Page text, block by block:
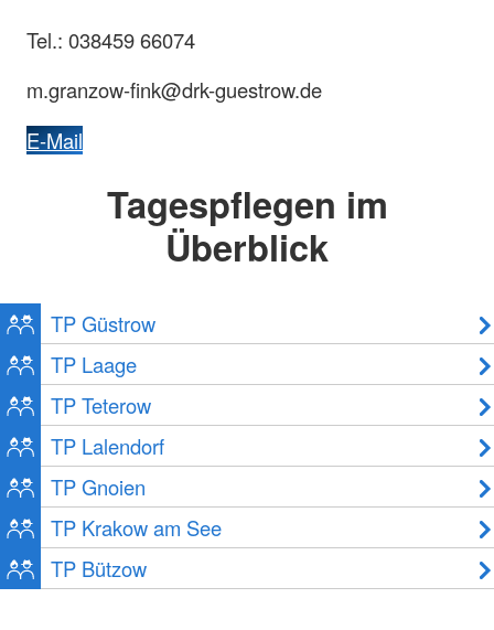
Tel.: 038459 66074
m.granzow-fink@drk-guestrow.de
E-Mail
Tagespflegen im
Überblick
TP Güstrow
TP Laage
TP Teterow
TP Lalendorf
TP Gnoien
TP Krakow am See
TP Bützow